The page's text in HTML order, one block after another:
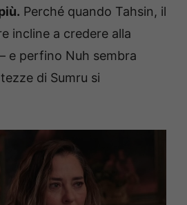
Perché quando Tahsin, il
incline a credere alla
e perfino Nuh sembra
di Sumru si